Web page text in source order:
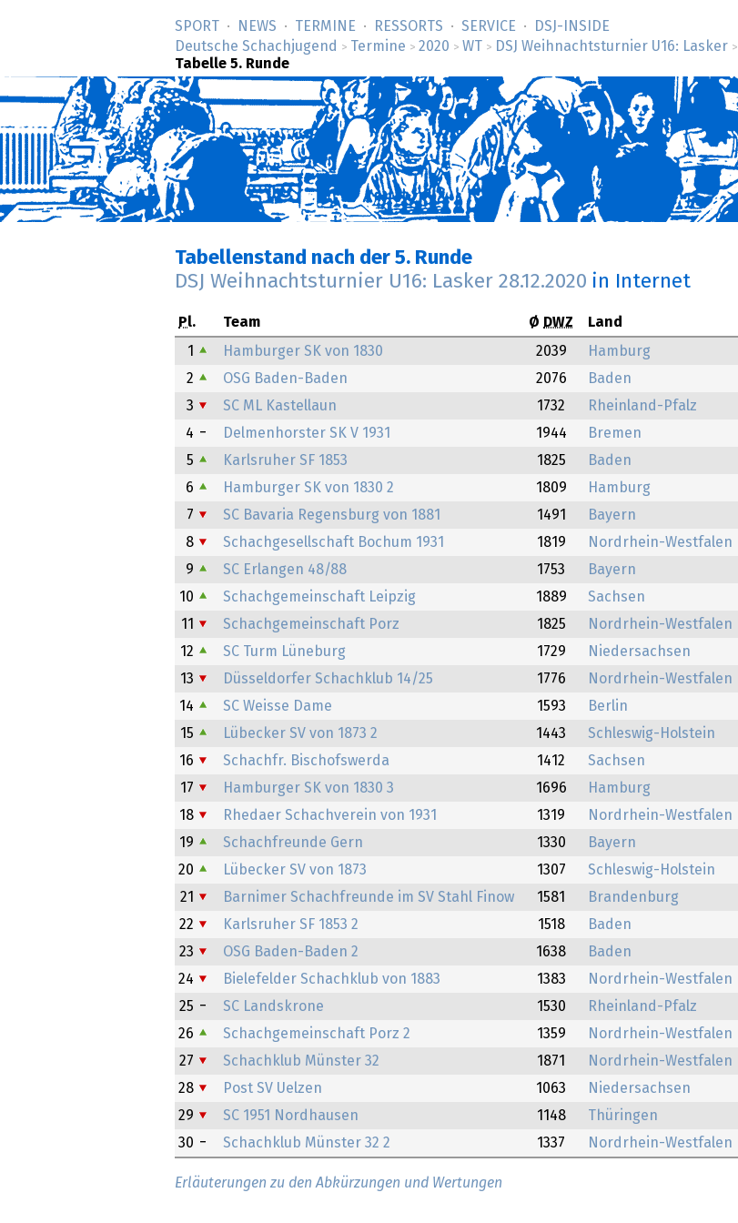
SPORT NEWS TERMINE RESSORTS SERVICE
DSJ-­INSIDE
Deutsche Schachjugend
> Termine > 2020 > WT > DSJ Weihnachtsturnier U16: Lasker >
Tabelle 5. Runde
Tabellenstand nach der 5. Runde
DSJ Weihnachtsturnier U16: Lasker 28.12.2020 in Internet
Pl. Team Ø DWZ Land
1
Hamburger SK von 1830 2039 Hamburg
2
OSG Baden-Baden 2076 Baden
3
SC ML Kastellaun 1732 Rheinland-Pfalz
4
Delmenhorster SK V 1931 1944 Bremen
5
Karlsruher SF 1853 1825 Baden
6
Hamburger SK von 1830 2 1809 Hamburg
7
SC Bavaria Regensburg von 1881 1491 Bayern
8
Schachgesellschaft Bochum 1931 1819 Nordrhein-Westfalen
9
SC Erlangen 48/88 1753 Bayern
10
Schachgemeinschaft Leipzig 1889 Sachsen
11
Schachgemeinschaft Porz 1825 Nordrhein-Westfalen
12
SC Turm Lüneburg 1729 Niedersachsen
13
Düsseldorfer Schachklub 14/25 1776 Nordrhein-Westfalen
14
SC Weisse Dame 1593 Berlin
15
Lübecker SV von 1873 2 1443 Schleswig-Holstein
16
Schachfr. Bischofswerda 1412 Sachsen
17
Hamburger SK von 1830 3 1696 Hamburg
18
Rhedaer Schachverein von 1931 1319 Nordrhein-Westfalen
19
Schachfreunde Gern 1330 Bayern
20
Lübecker SV von 1873 1307 Schleswig-Holstein
21
Barnimer Schachfreunde im SV Stahl Finow 1581 Brandenburg
22
Karlsruher SF 1853 2 1518 Baden
23
OSG Baden-Baden 2 1638 Baden
24
Bielefelder Schachklub von 1883 1383 Nordrhein-Westfalen
25
SC Landskrone 1530 Rheinland-Pfalz
26
Schachgemeinschaft Porz 2 1359 Nordrhein-Westfalen
27
Schachklub Münster 32 1871 Nordrhein-Westfalen
28
Post SV Uelzen 1063 Niedersachsen
29
SC 1951 Nordhausen 1148 Thüringen
30
Schachklub Münster 32 2 1337 Nordrhein-Westfalen
Erläuterungen zu den Abkürzungen und Wertungen